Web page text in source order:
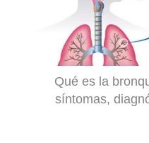
Qué es la
síntomas,